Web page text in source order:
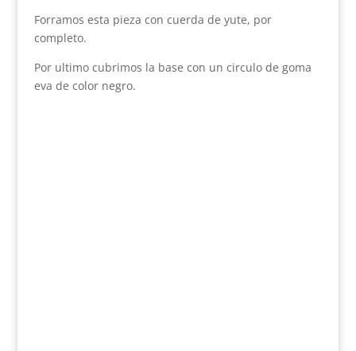
Forramos esta pieza con cuerda de yute, por
completo.
Por ultimo cubrimos la base con un circulo de goma
eva de color negro.